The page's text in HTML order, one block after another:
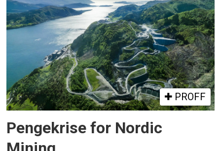
PROFF
Pengekrise for Nordic